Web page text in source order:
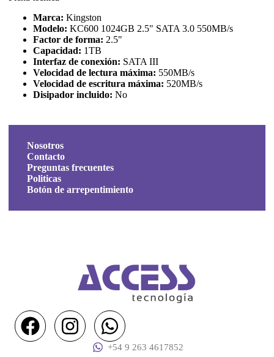
Marca: Kingston
Modelo: KC600 1024GB 2.5" SATA 3.0 550MB/s
Factor de forma: 2.5"
Capacidad: 1TB
Interfaz de conexión: SATA III
Velocidad de lectura máxima: 550MB/s
Velocidad de escritura máxima: 520MB/s
Disipador incluido: No
Nosotros
Contacto
Preguntas frecuentes
Politicas
Botón de arrepentimiento
+54 9 263 4617852